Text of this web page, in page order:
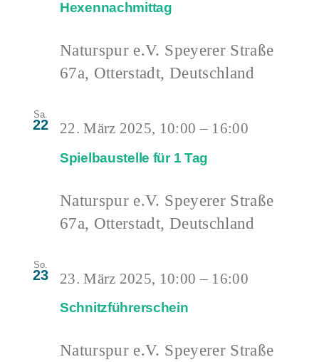
Hexennachmittag
Naturspur e.V. Speyerer Straße
67a, Otterstadt, Deutschland
Sa.
22
Spielbaustelle für 1 Tag
22. März 2025, 10:00 – 16:00
Naturspur e.V. Speyerer Straße
67a, Otterstadt, Deutschland
So.
23
Schnitzführerschein
23. März 2025, 10:00 – 16:00
Naturspur e.V. Speyerer Straße